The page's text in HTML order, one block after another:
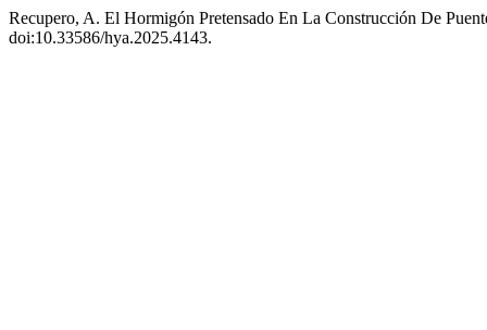
Recupero, A. El Hormigón Pretensado En La Construcción De
doi:10.33586/hya.2025.4143.